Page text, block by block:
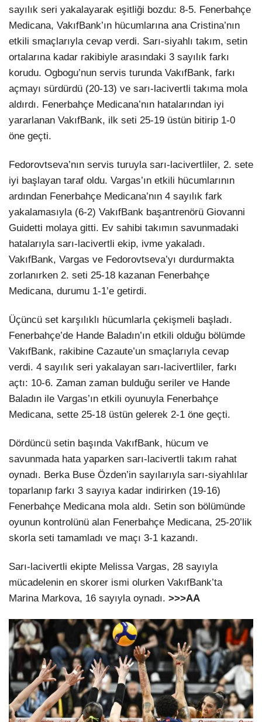
sayılık seri yakalayarak eşitliği bozdu: 8-5. Fenerbahçe
Medicana, VakıfBank’ın hücumlarına ana Cristina’nın
etkili smaçlarıyla cevap verdi. Sarı-siyahlı takım, setin
ortalarına kadar rakibiyle arasındaki 3 sayılık farkı
korudu. Ogbogu’nun servis turunda VakıfBank, farkı
açmayı sürdürdü (20-13) ve sarı-lacivertli takıma mola
aldırdı. Fenerbahçe Medicana’nın hatalarından iyi
yararlanan VakıfBank, ilk seti 25-19 üstün bitirip 1-0
öne geçti.
Fedorovtseva’nın servis turuyla sarı-lacivertliler, 2. sete
iyi başlayan taraf oldu. Vargas’ın etkili hücumlarının
ardından Fenerbahçe Medicana’nın 4 sayılık fark
yakalamasıyla (6-2) VakıfBank başantrenörü Giovanni
Guidetti molaya gitti. Ev sahibi takımın savunmadaki
hatalarıyla sarı-lacivertli ekip, ivme yakaladı.
VakıfBank, Vargas ve Fedorovtseva’yı durdurmakta
zorlanırken 2. seti 25-18 kazanan Fenerbahçe
Medicana, durumu 1-1’e getirdi.
Üçüncü set karşılıklı hücumlarla çekişmeli başladı.
Fenerbahçe’de Hande Baladın’ın etkili olduğu bölümde
VakıfBank, rakibine Cazaute’un smaçlarıyla cevap
verdi. 4 sayılık seri yakalayan sarı-lacivertliler, farkı
açtı: 10-6. Zaman zaman bulduğu seriler ve Hande
Baladın ile Vargas’ın etkili oyunuyla Fenerbahçe
Medicana, sette 25-18 üstün gelerek 2-1 öne geçti.
Dördüncü setin başında VakıfBank, hücum ve
savunmada hata yaparken sarı-lacivertli takım rahat
oynadı. Berka Buse Özden’in sayılarıyla sarı-siyahlılar
toparlanıp farkı 3 sayıya kadar indirirken (19-16)
Fenerbahçe Medicana mola aldı. Setin son bölümünde
oyunun kontrolünü alan Fenerbahçe Medicana, 25-20’lik
skorla seti tamamladı ve maçı 3-1 kazandı.
Sarı-lacivertli ekipte Melissa Vargas, 28 sayıyla
mücadelenin en skorer ismi olurken VakıfBank’ta
Marina Markova, 16 sayıyla oynadı. >>>AA